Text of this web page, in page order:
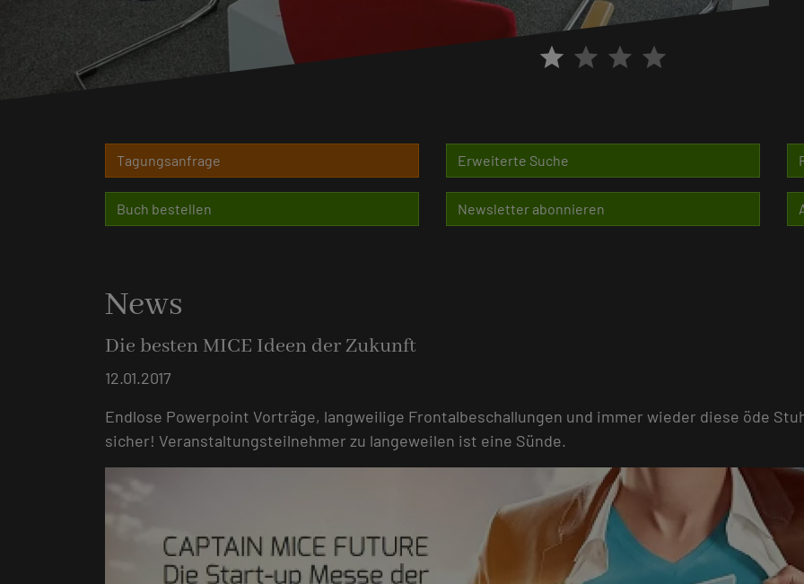
star star star star
Tagungsanfrage Erweiterte Suche
Buch bestellen Newsletter abonnieren
News
Die besten MICE Ideen der Zukunft
12.01.2017
Endlose Powerpoint Vorträge, langweilige Frontalbeschallungen und immer wieder diese öde
sicher! Veranstaltungsteilnehmer zu langeweilen ist eine Sünde.